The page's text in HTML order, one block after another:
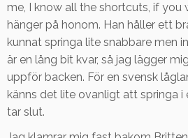
me, I know all the shortcuts, if you
hänger på honom. Han håller ett
kunnat springa lite snabbare men
är en lång bit kvar, så jag lägger
uppför backen. För en svensk
känns det lite ovanligt att springa i
tar slut.